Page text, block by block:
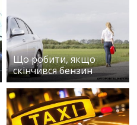
Що робити, якщо
скінчився бензин